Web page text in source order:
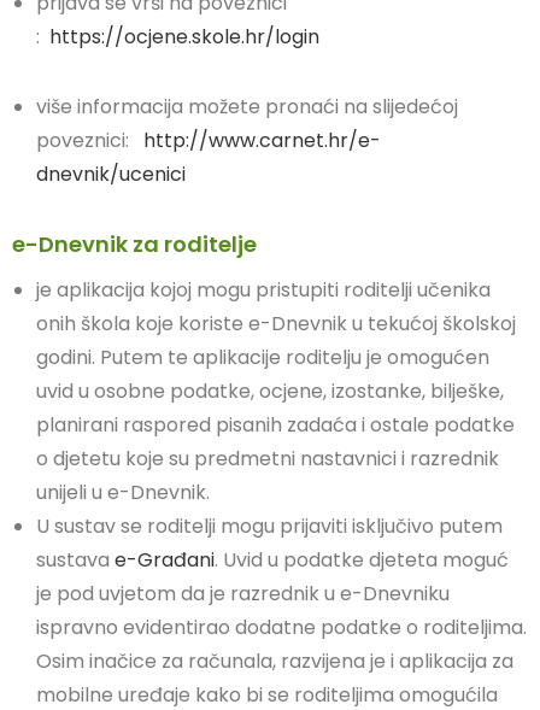
: https://ocjene.skole.hr/login
više informacija možete pronaći na slijedećoj
poveznici:
http://www.carnet.hr/e-
dnevnik/ucenici
e-Dnevnik za roditelje
je aplikacija kojoj mogu pristupiti roditelji učenika
onih škola koje koriste e-Dnevnik u tekućoj školskoj
godini. Putem te aplikacije roditelju je omogućen
uvid u osobne podatke, ocjene, izostanke, bilješke,
planirani raspored pisanih zadaća i ostale podatke
o djetetu koje su predmetni nastavnici i razrednik
unijeli u e-Dnevnik.
U sustav se roditelji mogu prijaviti isključivo putem
sustava e-Građani. Uvid u podatke djeteta moguć
je pod uvjetom da je razrednik u e-Dnevniku
ispravno evidentirao dodatne podatke o roditeljima.
Osim inačice za računala, razvijena je i aplikacija za
mobilne uređaje kako bi se roditeljima omogućila